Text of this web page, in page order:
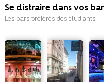
Se distraire dans vos
Les bars préférés des étudiants